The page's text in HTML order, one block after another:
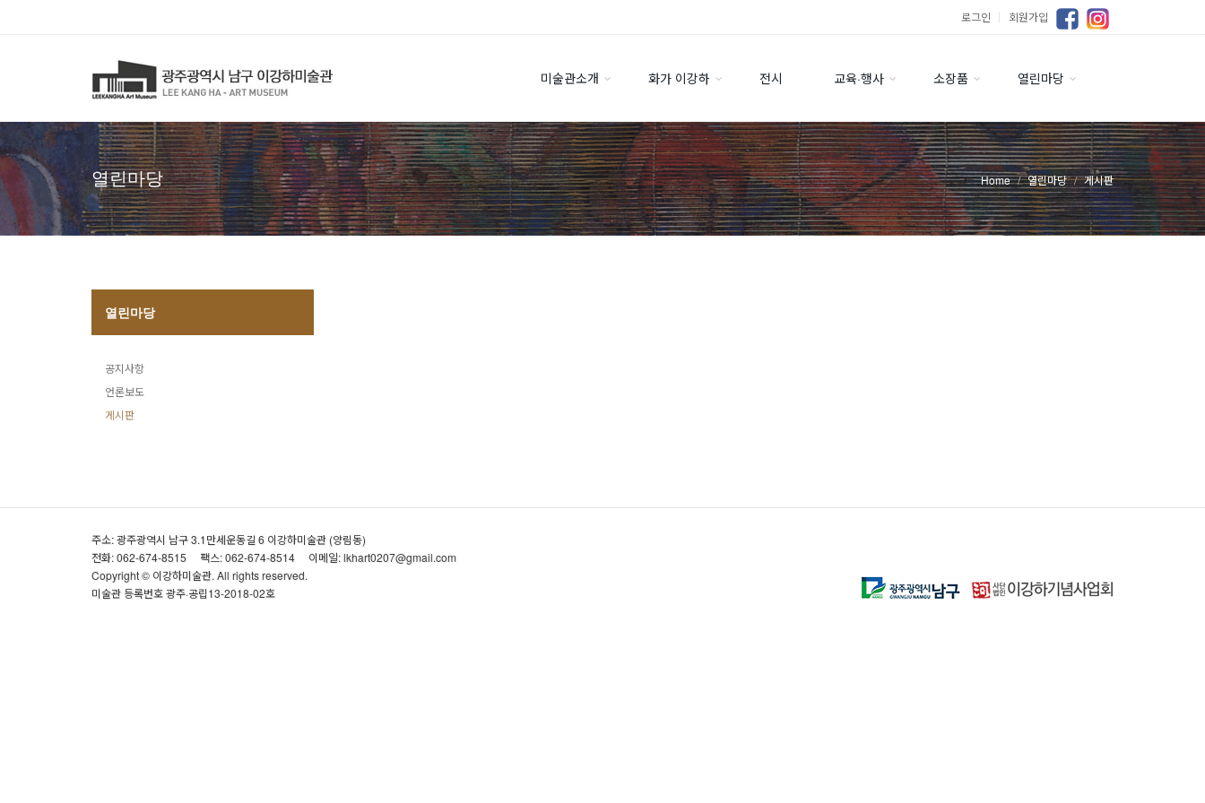
로그인 ｜ 회원가입
미술관소개 화가 이강하 전시 교육·행사 소장품 열린마당
열린마당 Home 열린마당 게시판
열린마당
공지사항
언론보도
게시판
주소: 광주광역시 남구 3.1만세운동길 6 이강하미술관 (양림동)
전화: 062-674-8515
팩스: 062-674-8514
이메일: lkhart0207@gmail.com
Copyright © 이강하미술관. All rights reserved.
미술관 등록번호 광주·공립13-2018-02호